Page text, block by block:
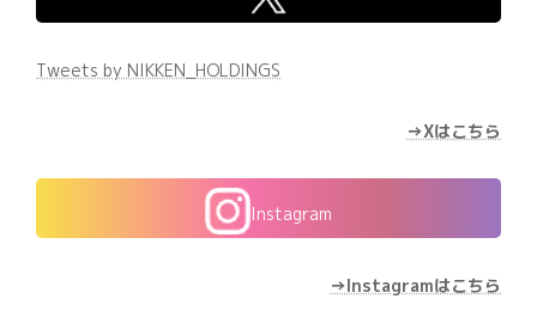
Tweets by NIKKEN_HOLDINGS
→Xはこちら
Instagram
→Instagramはこちら